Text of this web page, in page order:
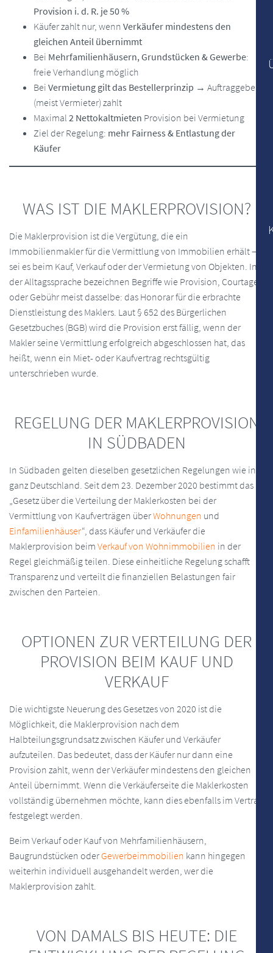
Provision i. d. R. je 50 %
Käufer zahlt nur, wenn Verkäufer mindestens den
gleichen Anteil übernimmt
Bei Mehrfamilienhäusern, Grundstücken & Gewerbe:
freie Verhandlung möglich
Bei Vermietung gilt das Bestellerprinzip → Auftraggeber
(meist Vermieter) zahlt
Maximal 2 Nettokaltmieten Provision bei Vermietung
Ziel der Regelung: mehr Fairness & Entlastung der
Käufer
WAS IST DIE MAKLERPROVISION?
Die Maklerprovision ist die Vergütung, die ein
Immobilienmakler für die Vermittlung von Immobilien erhält –
sei es beim Kauf, Verkauf oder der Vermietung von Objekten. In
der Alltagssprache bezeichnen Begriffe wie Provision, Courtage
oder Gebühr meist dasselbe: das Honorar für die erbrachte
Dienstleistung des Maklers. Laut § 652 des Bürgerlichen
Gesetzbuches (BGB) wird die Provision erst fällig, wenn der
Makler seine Vermittlung erfolgreich abgeschlossen hat, das
heißt, wenn ein Miet- oder Kaufvertrag rechtsgültig
unterschrieben wurde.
REGELUNG DER MAKLERPROVISION
IN SÜDBADEN
In Südbaden gelten dieselben gesetzlichen Regelungen wie in
ganz Deutschland. Seit dem 23. Dezember 2020 bestimmt das
„Gesetz über die Verteilung der Maklerkosten bei der
Vermittlung von Kaufverträgen überWohnungen und
Einfamilienhäuser“, dass Käufer und Verkäufer die
Maklerprovision beim Verkauf von Wohnimmobilien in der
Regel gleichmäßig teilen. Diese einheitliche Regelung schafft
Transparenz und verteilt die finanziellen Belastungen fair
zwischen den Parteien.
OPTIONEN ZUR VERTEILUNG DER
PROVISION BEIM KAUF UND
VERKAUF
Die wichtigste Neuerung des Gesetzes von 2020 ist die
Möglichkeit, die Maklerprovision nach dem
Halbteilungsgrundsatz zwischen Käufer und Verkäufer
aufzuteilen. Das bedeutet, dass der Käufer nur dann eine
Provision zahlt, wenn der Verkäufer mindestens den gleichen
Anteil übernimmt. Wenn die Verkäuferseite die Maklerkosten
vollständig übernehmen möchte, kann dies ebenfalls im Vertrag
festgelegt werden.
Beim Verkauf oder Kauf von Mehrfamilienhäusern,
Baugrundstücken oder Gewerbeimmobilien kann hingegen
weiterhin individuell ausgehandelt werden, wer die
Maklerprovision zahlt.
VON DAMALS BIS HEUTE: DIE